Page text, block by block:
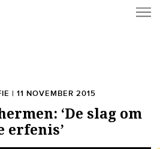
| 11 NOVEMBER 2015
‘De slag om
erfenis’